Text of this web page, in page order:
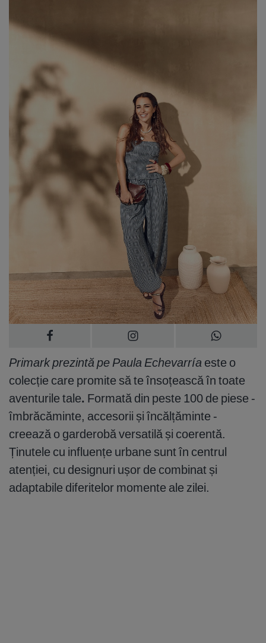
Primark prezintă pe Paula Echevarría este o
colecție care promite să te însoțească în toate
aventurile tale. Formată din peste 100 de piese -
îmbrăcăminte, accesorii și încălțăminte -
creează o garderobă versatilă și coerentă.
Ținutele cu influențe urbane sunt în centrul
atenției, cu designuri ușor de combinat și
adaptabile diferitelor momente ale zilei.